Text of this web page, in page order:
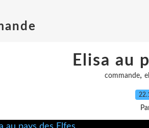
Elisa au
commande,